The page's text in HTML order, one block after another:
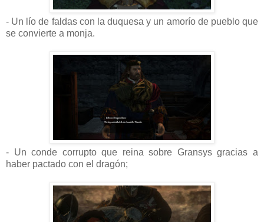
- Un lío de faldas con la duquesa y un amorío de pueblo que
se convierte a monja.
- Un conde corrupto que reina sobre Gransys gracias a
haber pactado con el dragón;